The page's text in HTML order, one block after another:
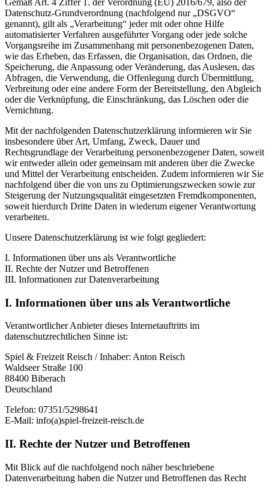
Datenschutz-Grundverordnung (nachfolgend nur „DSGVO“
genannt), gilt als „Verarbeitung“ jeder mit oder ohne Hilfe
automatisierter Verfahren ausgeführter Vorgang oder jede solche
Vorgangsreihe im Zusammenhang mit personenbezogenen Daten,
wie das Erheben, das Erfassen, die Organisation, das Ordnen, die
Speicherung, die Anpassung oder Veränderung, das Auslesen, das
Abfragen, die Verwendung, die Offenlegung durch Übermittlung,
Verbreitung oder eine andere Form der Bereitstellung, den Abgleich
oder die Verknüpfung, die Einschränkung, das Löschen oder die
Vernichtung.
Mit der nachfolgenden Datenschutzerklärung informieren wir Sie
insbesondere über Art, Umfang, Zweck, Dauer und
Rechtsgrundlage der Verarbeitung personenbezogener Daten, soweit
wir entweder allein oder gemeinsam mit anderen über die Zwecke
und Mittel der Verarbeitung entscheiden. Zudem informieren wir Sie
nachfolgend über die von uns zu Optimierungszwecken sowie zur
Steigerung der Nutzungsqualität eingesetzten Fremdkomponenten,
soweit hierdurch Dritte Daten in wiederum eigener Verantwortung
verarbeiten.
Unsere Datenschutzerklärung ist wie folgt gegliedert:
I. Informationen über uns als Verantwortliche
II. Rechte der Nutzer und Betroffenen
III. Informationen zur Datenverarbeitung
I. Informationen über uns als Verantwortliche
Verantwortlicher Anbieter dieses Internetauftritts im
datenschutzrechtlichen Sinne ist:
Spiel & Freizeit Reisch / Inhaber: Anton Reisch
Waldseer Straße 100
88400 Biberach
Deutschland
Telefon: 07351/5298641
E-Mail: info(a)spiel-freizeit-reisch.de
II. Rechte der Nutzer und Betroffenen
Mit Blick auf die nachfolgend noch näher beschriebene
Datenverarbeitung haben die Nutzer und Betroffenen das Recht